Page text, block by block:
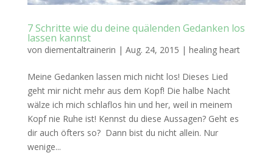
7 Schritte wie du deine quälenden Gedanken los
lassen kannst
von diementaltrainerin | Aug. 24, 2015 | healing heart
Meine Gedanken lassen mich nicht los! Dieses Lied
geht mir nicht mehr aus dem Kopf! Die halbe Nacht
wälze ich mich schlaflos hin und her, weil in meinem
Kopf nie Ruhe ist! Kennst du diese Aussagen? Geht es
dir auch öfters so? Dann bist du nicht allein. Nur
wenige...